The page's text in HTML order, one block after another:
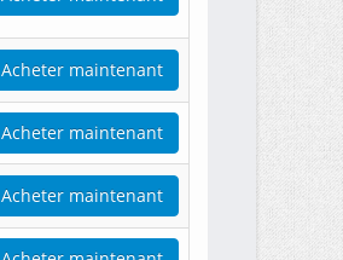
Acheter maintenant
Acheter maintenant
Acheter maintenant